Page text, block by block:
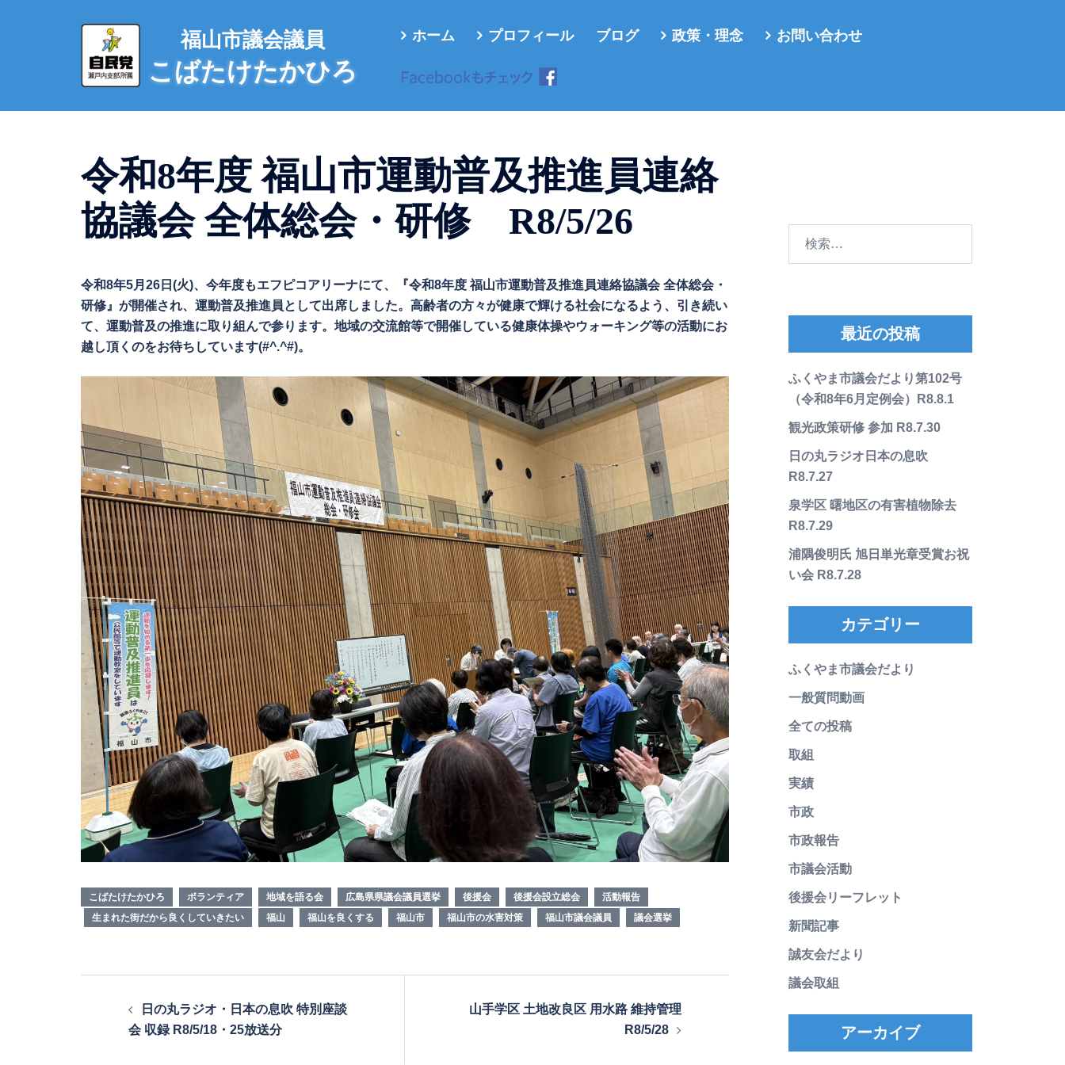
へ
福山市議会議員
こばたけたかひろ
ホーム プロフィール ブログ 政策・理念 お問い合わせ
令和8年度 福山市運動普及推進員連絡
協議会 全体総会・研修 R8/5/26
令和8年5月26日(火)、今年度もエフピコアリーナにて、『令和8年度 福山市運動普及推進員連絡協議会 全体総会・
研修』が開催され、運動普及推進員として出席しました。高齢者の方々が健康で輝ける社会になるよう、引き続い
て、運動普及の推進に取り組んで参ります。地域の交流館等で開催している健康体操やウォーキング等の活動にお
越し頂くのをお待ちしています(#^.^#)。
こばたけたかひろ ボランティア 地域を語る会 広島県県議会議員選挙 後援会 後援会設立総会
活動報告
生まれた街だから良くしていきたい
福山 福山を良くする 福山市 福山市の水害対策 福山市議会議員 議会選挙
日の丸ラジオ・日本の息吹 特別座談
会 収録 R8/5/18・25放送分
山手学区 土地改良区 用水路 維持管理
R8/5/28
最近の投稿
ふくやま市議会だより第102号
（令和8年6月定例会）R8.8.1
観光政策研修 参加 R8.7.30
日の丸ラジオ日本の息吹
R8.7.27
泉学区 曙地区の有害植物除去
R8.7.29
浦隅俊明氏 旭日単光章受賞お祝
い会 R8.7.28
カテゴリー
ふくやま市議会だより
一般質問動画
全ての投稿
取組
実績
市政
市政報告
市議会活動
後援会リーフレット
新聞記事
誠友会だより
議会取組
アーカイブ